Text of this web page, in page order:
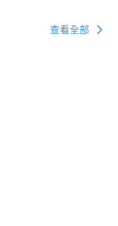
查看全部